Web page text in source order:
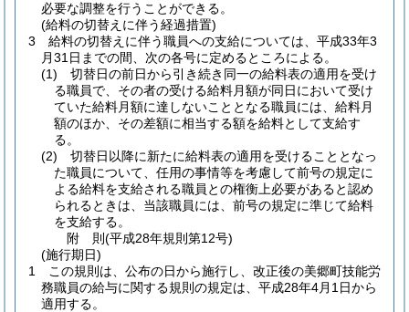
必要な調整を行うことができる。
(給料の切替えに伴う経過措置)
3
給料の切替えに伴う職員への支給については、平成33年3
月31日までの間、次の各号に定めるところによる。
(1)
切替日の前日から引き続き同一の給料表の適用を受け
る職員で、その者の受ける給料月額が同日において受け
ていた給料月額に達しないこととなる職員には、給料月
額のほか、その差額に相当する額を給料として支給す
る。
(2)
切替日以降に新たに給料表の適用を受けることとなっ
た職員について、任用の事情等を考慮して前号の規定に
よる給料を支給される職員との権衡上必要があると認め
られるときは、当該職員には、前号の規定に準じて給料
を支給する。
附 則(平成28年規則第12号)
(施行期日)
1
この規則は、公布の日から施行し、改正後の美郷町技能労
務職員の給与に関する規則の規定は、平成28年4月1日から
適用する。